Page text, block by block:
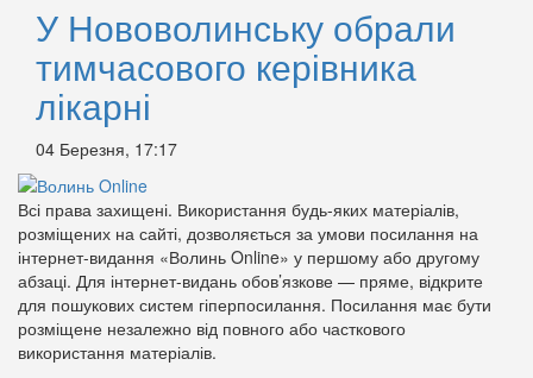
У Нововолинську обрали
тимчасового керівника
лікарні
04 Березня, 17:17
Всі права захищені. Використання будь-яких матеріалів,
розміщених на сайті, дозволяється за умови посилання на
інтернет-видання «Волинь Online» у першому або другому
абзаці. Для інтернет-видань обов’язкове — пряме, відкрите
для пошукових систем гіперпосилання. Посилання має бути
розміщене незалежно від повного або часткового
використання матеріалів.